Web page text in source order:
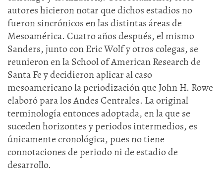
autores hicieron notar que dichos estadios no
fueron sincrónicos en las distintas áreas de
Mesoamérica. Cuatro años después, el mismo
Sanders, junto con Eric Wolf y otros colegas, se
reunieron en la School of American Research de
Santa Fe y decidieron aplicar al caso
mesoamericano la periodización que John H. Rowe
elaboró para los Andes Centrales. La original
terminología entonces adoptada, en la que se
suceden horizontes y periodos intermedios, es
únicamente cronológica, pues no tiene
connotaciones de periodo ni de estadio de
desarrollo.